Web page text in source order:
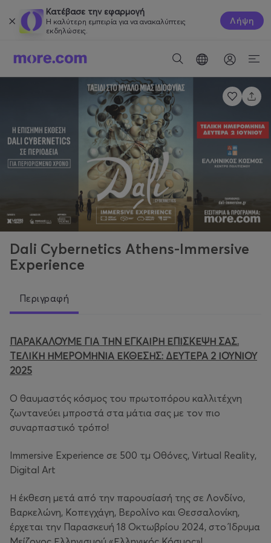
Κατέβασε την εφαρμογή
Η καλύτερη εμπειρία για να ανακαλύπτεις
εκδηλώσεις.
Λήψη
Dali Cybernetics Athens-Immersive
Experience
Περιγραφή
ΠΑΡΑΚΑΛΟΥΜΕ ΓΙΑ ΤΗΝ ΕΓΚΑΙΡΗ ΕΠΙΣΚΕΨΗ ΣΑΣ.
ΤΕΛΙΚΗ ΗΜΕΡΟΜΗΝΙΑ ΕΚΘΕΣΗΣ: ΔΕΥΤΕΡΑ 2 ΙΟΥΝΙΟΥ
2025
Ο θαυμαστός κόσμος του πρωτοπόρου καλλιτέχνη
ζωντανεύει μπροστά στα μάτια σας με τον πιο
συναρπαστικό τρόπο!
Immersive Experience σε 500 τμ Οθόνες, Virtual Reality,
Digital Art
Η έκθεση μετά από την παρουσίασή της σε Λονδίνο,
Βαρκελώνη, Κοπεγχάγη, Βερολίνο και Θεσσαλονίκη,
έρχεται την Παρασκευή 18 Οκτωβρίου 2024, στο Ίδρυμα